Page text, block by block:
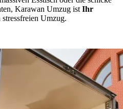
Karawan Umzug ist Ihr
Umzug.